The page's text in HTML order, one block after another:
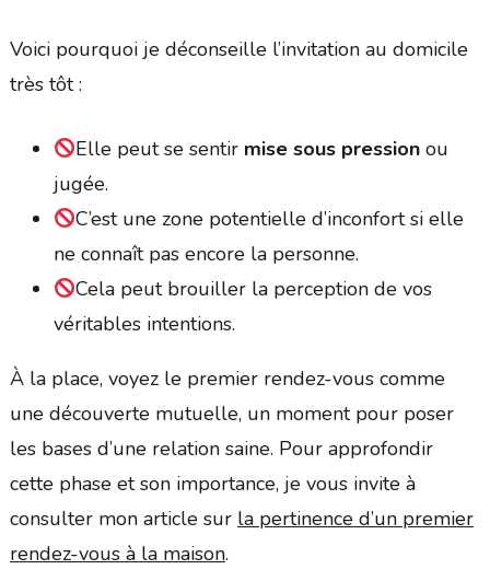
Voici pourquoi je déconseille l’invitation au domicile
très tôt :
Elle peut se sentir mise sous pression ou
jugée.
C’est une zone potentielle d’inconfort si elle
ne connaît pas encore la personne.
Cela peut brouiller la perception de vos
véritables intentions.
À la place, voyez le premier rendez-vous comme
une découverte mutuelle, un moment pour poser
les bases d’une relation saine. Pour approfondir
cette phase et son importance, je vous invite à
consulter mon article sur la pertinence d’un premier
rendez-vous à la maison.